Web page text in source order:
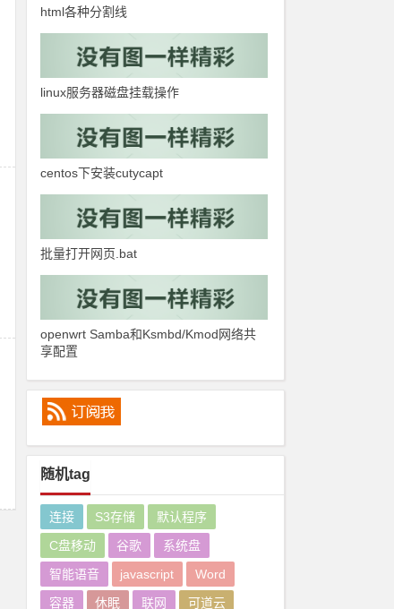
html各种分割线
linux服务器磁盘挂载操作
centos下安装cutycapt
批量打开网页.bat
openwrt Samba和Ksmbd/Kmod网络共
享配置
随机tag
连接 S3存储
默认程序
C盘移动
谷歌
系统盘
智能语音
javascript
Word
容器
休眠 联网 可道云